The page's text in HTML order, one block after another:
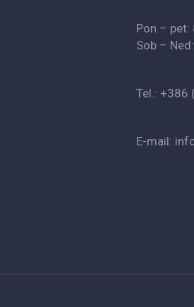
Pon –
Sob –
Tel.: +386
E-mail: